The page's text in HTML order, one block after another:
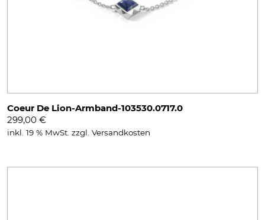
Coeur De Lion-Armband-103530.0717.0
299,00 €
inkl. 19 % MwSt. zzgl. Versandkosten